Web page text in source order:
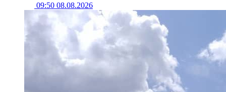
09:50 08.08.2026